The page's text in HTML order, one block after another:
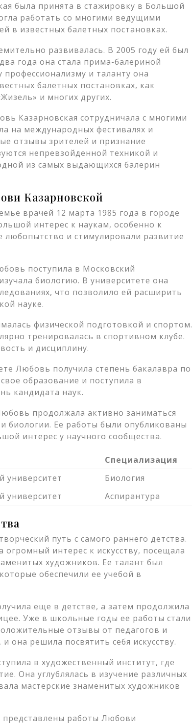
была принята в стажировку в Большой
работать со многими ведущими
в известных балетных постановках.
развивалась. В 2005 году ей был
года она стала прима-балериной
и таланту она
балетных постановках, как
и многих других.
Казарновская сотрудничала с многими
на международных фестивалях и
отзывы зрителей и признание
непревзойденной техникой и
из самых выдающихся балерин
Казарновской
врачей 12 марта 1985 года в городе
интерес к наукам, особенно к
и стимулировали развитие
поступила в Московский
биологию. В университете она
что позволило ей расширить
науке.
физической подготовкой и спортом.
тренировалась в спортивном клубе.
и дисциплину.
Любовь получила степень бакалавра по
образование и поступила в
кандидата наук.
продолжала активно заниматься
биологии. Ее работы были опубликованы
интерес у научного сообщества.
Специализация
университет
Биология
университет Аспирантура
путь с самого раннего детства.
интерес к искусству, посещала
художников. Ее талант был
обеспечили ее учебой в
еще в детстве, а затем продолжила
Уже в школьные годы ее работы стали
отзывы от педагогов и
она решила посвятить себя искусству.
в художественный институт, где
Она углублялась в изучение различных
мастерские знаменитых художников
работы Любови